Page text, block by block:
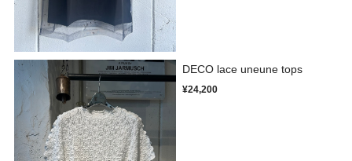
DECO lace uneune tops
¥24,200